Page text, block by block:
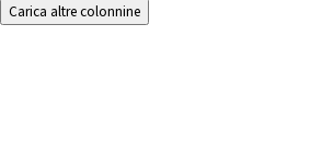
Carica altre colonnine